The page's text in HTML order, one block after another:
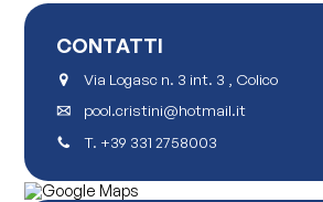
CONTATTI
Via Logasc n. 3 int. 3 , Colico
pool.cristini@hotmail.it
T. +39 331 2758003